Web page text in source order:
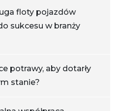
floty pojazdów
sukcesu w branży
potrawy, aby dotarły
stanie?